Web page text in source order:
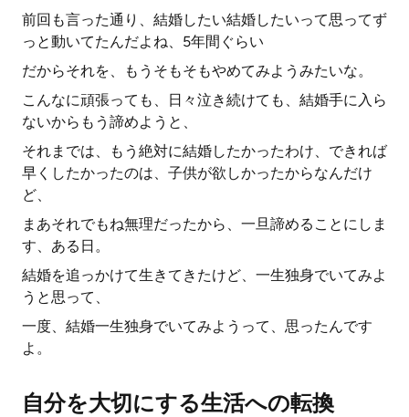
前回も言った通り、結婚したい結婚したいって思ってず
っと動いてたんだよね、5年間ぐらい
だからそれを、もうそもそもやめてみようみたいな。
こんなに頑張っても、日々泣き続けても、結婚手に入ら
ないからもう諦めようと、
それまでは、もう絶対に結婚したかったわけ、できれば
早くしたかったのは、子供が欲しかったからなんだけ
ど、
まあそれでもね無理だったから、一旦諦めることにしま
す、ある日。
結婚を追っかけて生きてきたけど、一生独身でいてみよ
うと思って、
一度、結婚一生独身でいてみようって、思ったんです
よ。
自分を大切にする生活への転換